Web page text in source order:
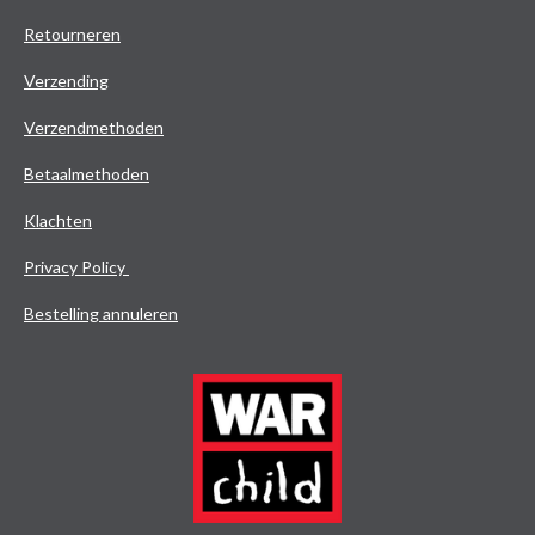
Retourneren
Verzending
Verzendmethoden
Betaalmethoden
Klachten
Privacy Policy
Bestelling annuleren